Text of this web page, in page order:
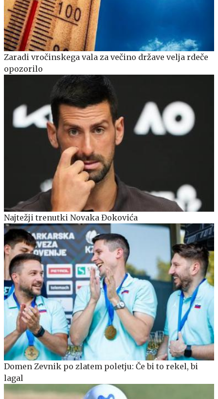
Zaradi vročinskega vala za večino države velja rdeče
opozorilo
Najtežji trenutki Novaka Đokovića
Domen Zevnik po zlatem poletju: Če bi to rekel, bi
lagal